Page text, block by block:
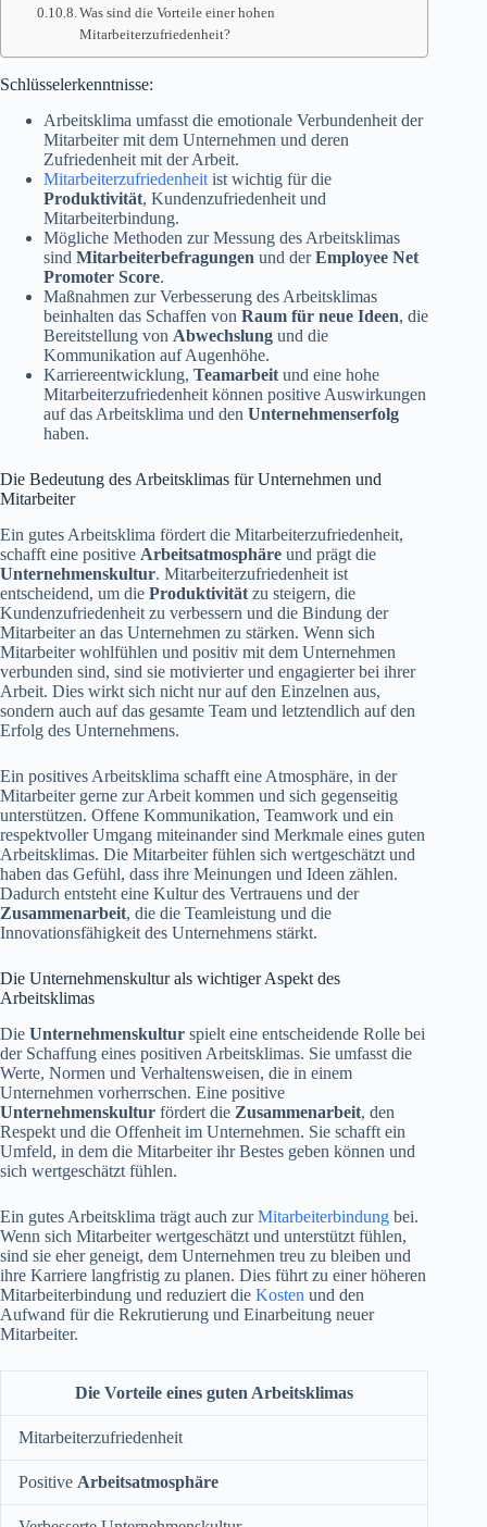
Was sind die Vorteile einer hohen
Mitarbeiterzufriedenheit?
Schlüsselerkenntnisse:
Arbeitsklima umfasst die emotionale Verbundenheit der
Mitarbeiter mit dem Unternehmen und deren
Zufriedenheit mit der Arbeit.
Mitarbeiterzufriedenheit ist wichtig für die
Produktivität, Kundenzufriedenheit und
Mitarbeiterbindung.
Mögliche Methoden zur Messung des Arbeitsklimas
sind Mitarbeiterbefragungen und derEmployee Net
Promoter Score.
Maßnahmen zur Verbesserung des Arbeitsklimas
beinhalten das Schaffen von Raum für neue Ideen, die
Bereitstellung von Abwechslung und die
Kommunikation auf Augenhöhe.
Karriereentwicklung, Teamarbeit und eine hohe
Mitarbeiterzufriedenheit können positive Auswirkungen
auf das Arbeitsklima und den Unternehmenserfolg
haben.
Die Bedeutung des Arbeitsklimas für Unternehmen und
Mitarbeiter
Ein gutes Arbeitsklima fördert die Mitarbeiterzufriedenheit,
schafft eine positive Arbeitsatmosphäre und prägt die
Unternehmenskultur. Mitarbeiterzufriedenheit ist
entscheidend, um die Produktivität zu steigern, die
Kundenzufriedenheit zu verbessern und die Bindung der
Mitarbeiter an das Unternehmen zu stärken. Wenn sich
Mitarbeiter wohlfühlen und positiv mit dem Unternehmen
verbunden sind, sind sie motivierter und engagierter bei ihrer
Arbeit. Dies wirkt sich nicht nur auf den Einzelnen aus,
sondern auch auf das gesamte Team und letztendlich auf den
Erfolg des Unternehmens.
Ein positives Arbeitsklima schafft eine Atmosphäre, in der
Mitarbeiter gerne zur Arbeit kommen und sich gegenseitig
unterstützen. Offene Kommunikation, Teamwork und ein
respektvoller Umgang miteinander sind Merkmale eines guten
Arbeitsklimas. Die Mitarbeiter fühlen sich wertgeschätzt und
haben das Gefühl, dass ihre Meinungen und Ideen zählen.
Dadurch entsteht eine Kultur des Vertrauens und der
Zusammenarbeit, die die Teamleistung und die
Innovationsfähigkeit des Unternehmens stärkt.
Die Unternehmenskultur als wichtiger Aspekt des
Arbeitsklimas
Die Unternehmenskultur spielt eine entscheidende Rolle bei
der Schaffung eines positiven Arbeitsklimas. Sie umfasst die
Werte, Normen und Verhaltensweisen, die in einem
Unternehmen vorherrschen. Eine positive
Unternehmenskultur fördert die Zusammenarbeit, den
Respekt und die Offenheit im Unternehmen. Sie schafft ein
Umfeld, in dem die Mitarbeiter ihr Bestes geben können und
sich wertgeschätzt fühlen.
Ein gutes Arbeitsklima trägt auch zurMitarbeiterbindung bei.
Wenn sich Mitarbeiter wertgeschätzt und unterstützt fühlen,
sind sie eher geneigt, dem Unternehmen treu zu bleiben und
ihre Karriere langfristig zu planen. Dies führt zu einer höheren
Mitarbeiterbindung und reduziert die Kosten und den
Aufwand für die Rekrutierung und Einarbeitung neuer
Mitarbeiter.
Die Vorteile eines guten Arbeitsklimas
Mitarbeiterzufriedenheit
Positive Arbeitsatmosphäre